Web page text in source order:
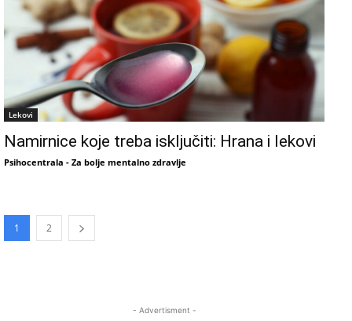
Lekovi
Namirnice koje treba isključiti: Hrana i lekovi
Psihocentrala - Za bolje mentalno zdravlje
1 2
- Advertisment -